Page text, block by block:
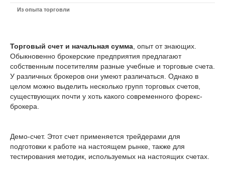
Из опыта торговли
Торговый счет и начальная сумма , опыт от знающих.
Обыкновенно брокерские предприятия предлагают
собственным посетителям разные учебные и торговые счета.
У различных брокеров они умеют различаться. Однако в
целом можно выделить несколько групп торговых счетов,
существующих почти у хоть какого современного форекс-
брокера.
Демо-счет. Этот счет применяется трейдерами для
подготовки к работе на настоящем рынке, также для
тестирования методик, используемых на настоящих счетах.